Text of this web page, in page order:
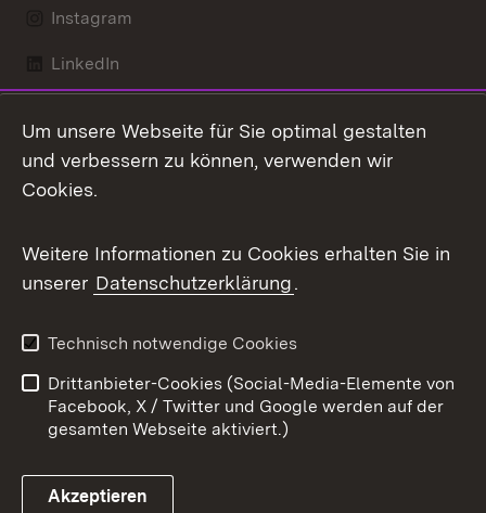
Instagram
LinkedIn
X / Twitter
Youtube
Link zum Landesportal
Kontakt
Datenschutz
Barrierefreiheit
Impressum
Cookies
Um unsere Webseite für Sie optimal gestalten
und verbessern zu können, verwenden wir
Cookies.
Weitere Informationen zu Cookies erhalten Sie in
unserer Datenschutzerklärung.
Technisch notwendige Cookies
Drittanbieter-Cookies (Social-Media-Elemente von
Facebook, X / Twitter und Google werden auf der
gesamten Webseite aktiviert.)
Akzeptieren